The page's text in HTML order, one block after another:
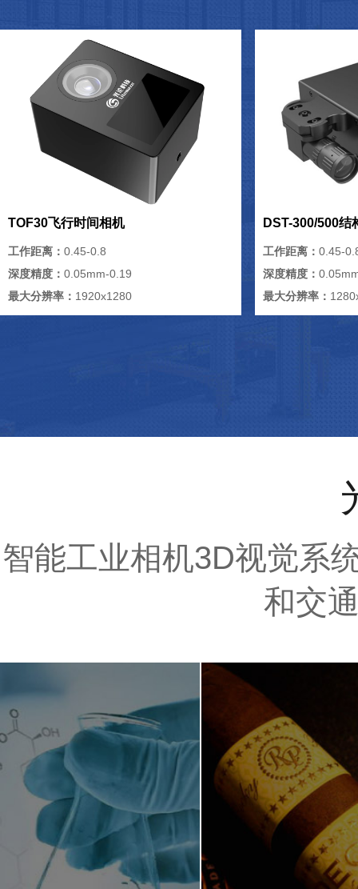
TOF30飞行时间相机
工作距离： 0.45-0.8
深度精度： 0.05mm-0.19
最大分辨率： 1920x1280
DST-300/500结
工作距离：0.45-
深度精度：
最大分辨率：
智能工业相机3D视觉系
和交